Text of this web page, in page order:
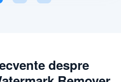
despre